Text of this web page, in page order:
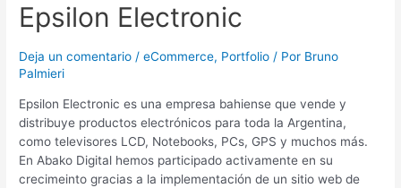
Epsilon Electronic
Deja un comentario /eCommerce, Portfolio / Por Bruno
Palmieri
Epsilon Electronic es una empresa bahiense que vende y
distribuye productos electrónicos para toda la Argentina,
como televisores LCD, Notebooks, PCs, GPS y muchos más.
En Abako Digital hemos participado activamente en su
crecimeinto gracias a la implementación de un sitio web de